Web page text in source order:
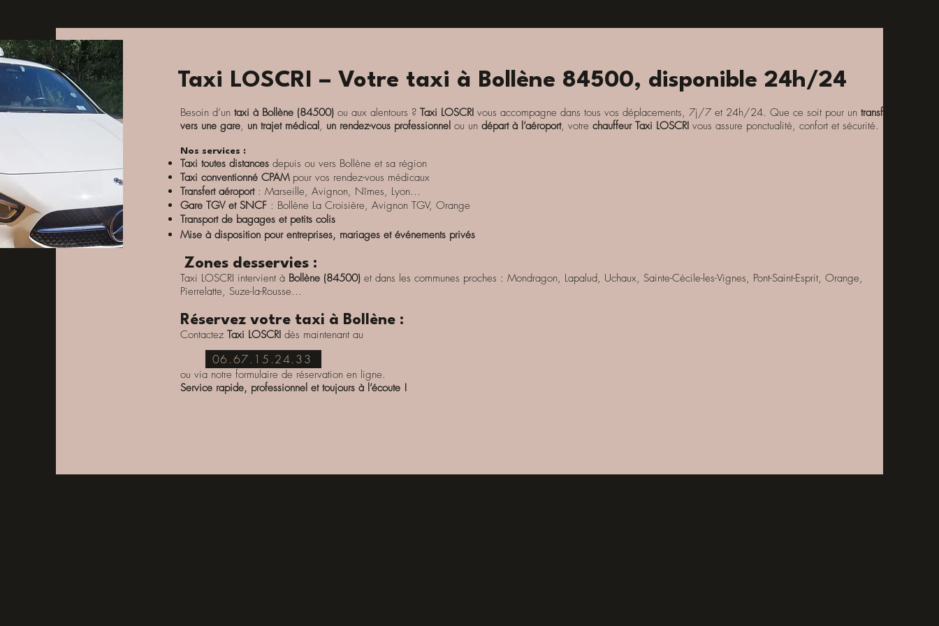
Taxi LOSCRI – Votre taxi à Bollène 84500, disponible 24h/24
Besoin d’un taxi à Bollène (84500) ou aux alentours ? Taxi LOSCRI vous accompagne dans tous vos déplacements, 7j/7 et 24h/24. Que ce soit pour un transfert
vers une gare, un trajet médical, un rendez-vous professionnel ou un départ à l’aéroport, votre chauffeur Taxi LOSCRI vous assure ponctualité, confort et sécurité.
Nos services :
Taxi toutes distances depuis ou vers Bollène et sa région
Taxi conventionné CPAMpour vos rendez-vous médicaux
Transfert aéroport : Marseille, Avignon, Nîmes, Lyon...
Gare TGV et SNCF : Bollène La Croisière, Avignon TGV, Orange
Transport de bagages et petits colis
Mise à disposition pour entreprises, mariages et événements privés
Zones desservies :
Taxi LOSCRI intervient à Bollène (84500) et dans les communes proches : Mondragon, Lapalud, Uchaux, Sainte-Cécile-les-Vignes, Pont-Saint-Esprit, Orange,
Pierrelatte, Suze-la-Rousse…
Réservez votre taxi à Bollène :
Contactez Taxi LOSCRI dès maintenant au
ou via notre formulaire de réservation en ligne.
Service rapide, professionnel et toujours à l’écoute !
06.67.15.24.33